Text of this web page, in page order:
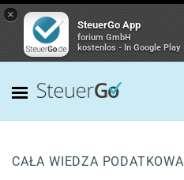
×
SteuerGo App
forium GmbH
kostenlos - In Google Play
CAŁA WIEDZA PODATKOWA